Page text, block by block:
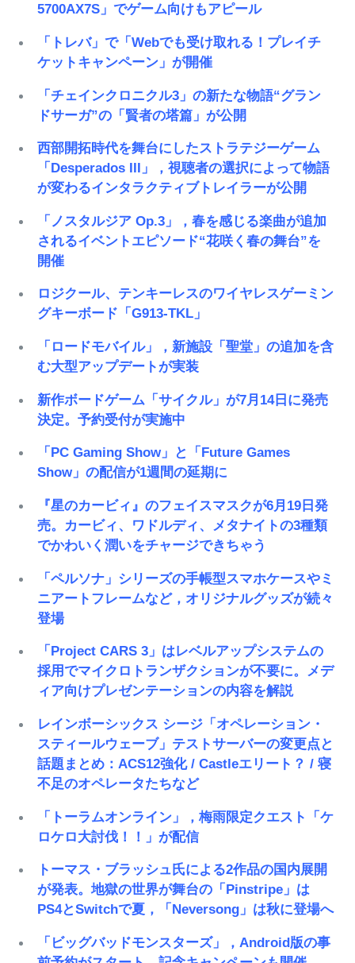
5700AX7S」でゲーム向けもアピール
「トレバ」で「Webでも受け取れる！プレイチ
ケットキャンペーン」が開催
「チェインクロニクル3」の新たな物語“グラン
ドサーガ”の「賢者の塔篇」が公開
西部開拓時代を舞台にしたストラテジーゲーム
「Desperados III」，視聴者の選択によって物語
が変わるインタラクティブトレイラーが公開
「ノスタルジア Op.3」，春を感じる楽曲が追加
されるイベントエピソード“花咲く春の舞台”を
開催
ロジクール、テンキーレスのワイヤレスゲーミン
グキーボード「G913-TKL」
「ロードモバイル」，新施設「聖堂」の追加を含
む大型アップデートが実装
新作ボードゲーム「サイクル」が7月14日に発売
決定。予約受付が実施中
「PC Gaming Show」と「Future Games
Show」の配信が1週間の延期に
『星のカービィ』のフェイスマスクが6月19日発
売。カービィ、ワドルディ、メタナイトの3種類
でかわいく潤いをチャージできちゃう
「ペルソナ」シリーズの手帳型スマホケースやミ
ニアートフレームなど，オリジナルグッズが続々
登場
「Project CARS 3」はレベルアップシステムの
採用でマイクロトランザクションが不要に。メデ
ィア向けプレゼンテーションの内容を解説
レインボーシックス シージ「オペレーション・
スティールウェーブ」テストサーバーの変更点と
話題まとめ：ACS12強化 / Castleエリート？ / 寝
不足のオペレータたちなど
「トーラムオンライン」，梅雨限定クエスト「ケ
ロケロ大討伐！！」が配信
トーマス・ブラッシュ氏による2作品の国内展開
が発表。地獄の世界が舞台の「Pinstripe」は
PS4とSwitchで夏，「Neversong」は秋に登場へ
「ビッグバッドモンスターズ」，Android版の事